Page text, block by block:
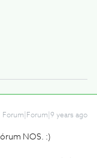
Forum|Forum|9 years ago
NOS. :)